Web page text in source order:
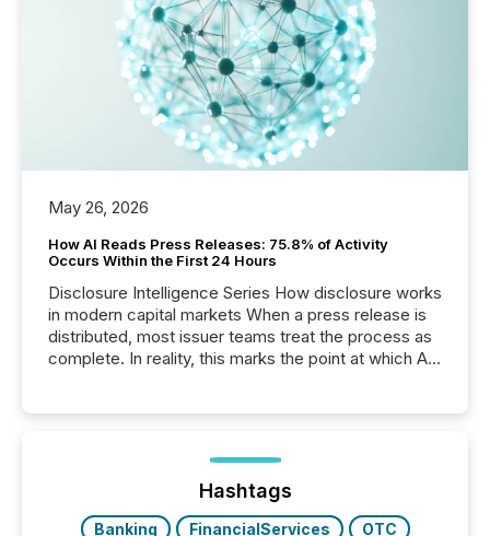
May 26, 2026
How AI Reads Press Releases: 75.8% of Activity
Occurs Within the First 24 Hours
Disclosure Intelligence Series How disclosure works
in modern capital markets When a press release is
distributed, most issuer teams treat the process as
complete. In reality, this marks the point at which AI
analyzed AI crawler activity across a 72-hour
window following press release distribution. The
study tracked...
Hashtags
Banking FinancialServices
OTC